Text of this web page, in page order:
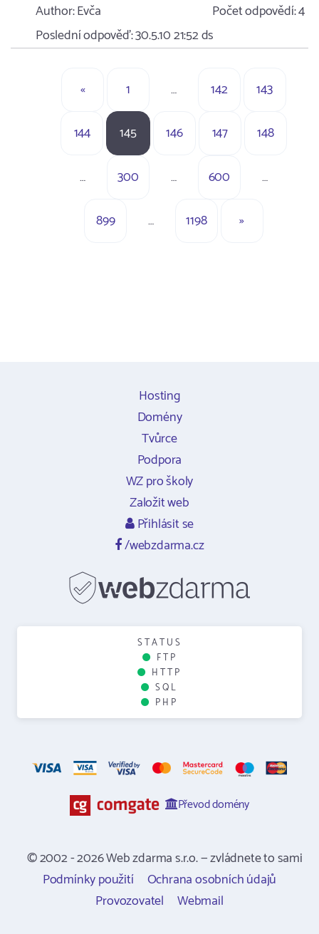
Author:Evča Počet odpovědí:4
Poslední odpověď:30.5.10 21:52ds
« 1 … 142 143
144 145 146 147 148
… 300 … 600 …
899 … 1198 »
Hosting
Domény
Tvůrce
Podpora
WZ pro školy
Založit web
Přihlásit se
/webzdarma.cz
STATUS
FTP
HTTP
SQL
PHP
Převod domény
© 2002 - 2026 Web zdarma s.r.o. — zvládnete to sami
Podmínky použití
Ochrana osobních údajů
Provozovatel
Webmail